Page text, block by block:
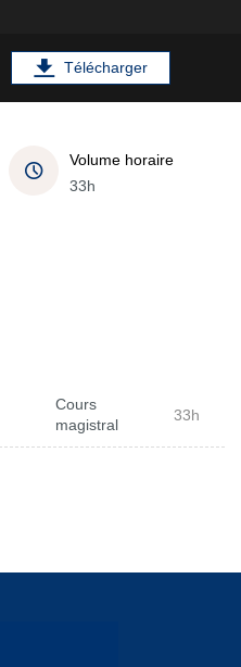
Télécharger
Volume horaire
33h
Cours
magistral
33h